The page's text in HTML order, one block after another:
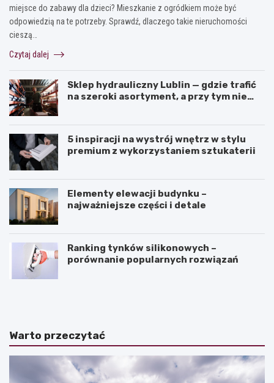
miejsce do zabawy dla dzieci? Mieszkanie z ogródkiem może być
odpowiedzią na te potrzeby. Sprawdź, dlaczego takie nieruchomości
cieszą…
Czytaj dalej
Sklep hydrauliczny Lublin — gdzie trafić
na szeroki asortyment, a przy tym nie
5 inspiracji na wystrój wnętrz w stylu
premium z wykorzystaniem sztukaterii
Elementy elewacji budynku –
najważniejsze części i detale
Ranking tynków silikonowych –
porównanie popularnych rozwiązań
J
k
o
ń
K
c
h
y
Warto przeczytać